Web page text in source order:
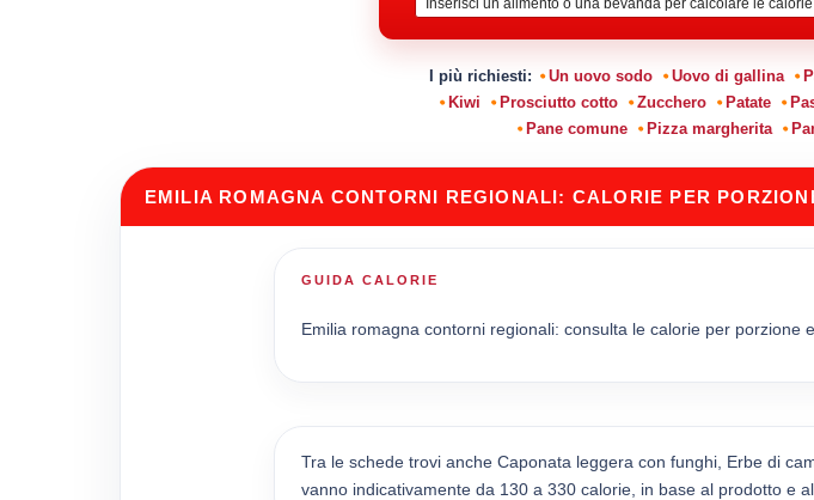
I più richiesti: Un uovo sodo Uovo di gallina
Kiwi
Prosciutto cotto Zucchero Patate
Pane comune
Pizza margherita
EMILIA ROMAGNA CONTORNI REGIONALI: CALORIE PER
GUIDA CALORIE
Emilia romagna contorni regionali: consulta le calorie per
Tra le schede trovi anche Caponata leggera con funghi, Erbe di
vanno indicativamente da 130 a 330 calorie, in base al prodotto e